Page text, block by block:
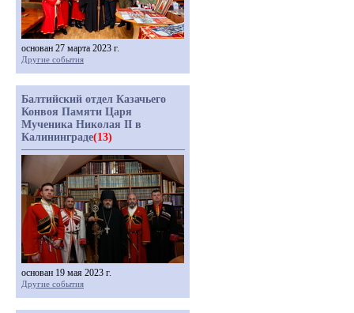
основан 27 марта 2023 г.
Другие события
Балтийский отдел Казачьего
Конвоя Памяти Царя
Мученика Николая II в
Калининграде(13)
основан 19 мая 2023 г.
Другие события